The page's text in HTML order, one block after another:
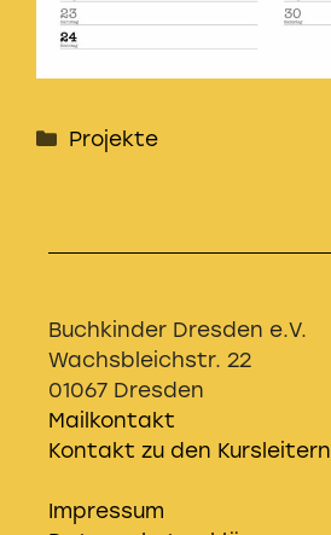
Kategorien
Projekte
Buchkinder Dresden e.V.
Wachsbleichstr. 22
01067 Dresden
Mailkontakt
Kontakt zu den Kursleitern
Impressum